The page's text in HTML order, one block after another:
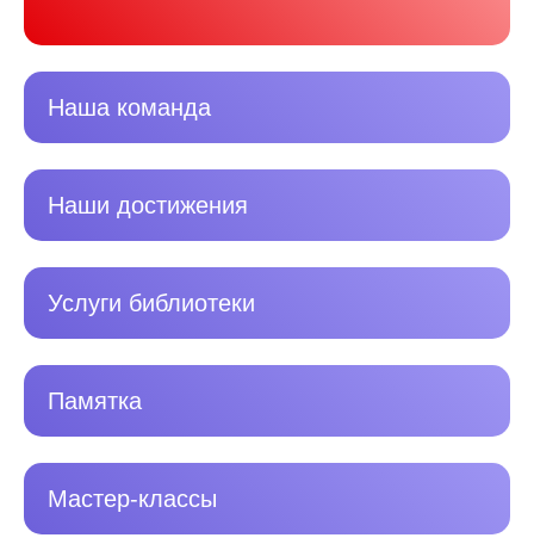
Наша команда
Наши достижения
Услуги библиотеки
Памятка
Мастер-классы